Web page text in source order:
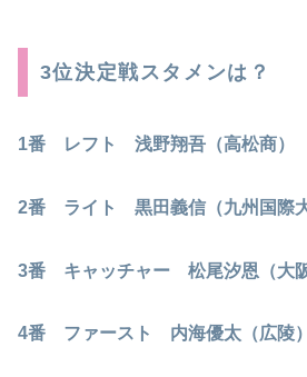
3位決定戦スタメンは？
1番 レフト 浅野翔吾（高松商）
2番 ライト 黒田義信（九州国際大
3番 キャッチャー 松尾汐恩（大
4番 ファースト 内海優太（広陵